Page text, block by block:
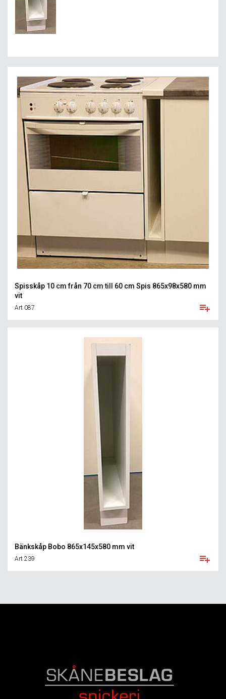
Spisskåp 10 cm från 70 cm till 60 cm Spis 865x98x580 mm
vit
Art 087
Bänkskåp Bobo 865x145x580 mm vit
Art 239